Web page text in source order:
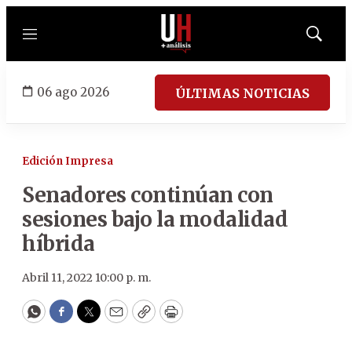
Menú
Mostrar
06 ago 2026 ÚLTIMAS NOTICIAS
Edición Impresa
Senadores continúan con
sesiones bajo la modalidad
híbrida
Abril 11, 2022 10:00 p. m.
WhatsApp
Facebook
Twitter
EmailCopyPrint